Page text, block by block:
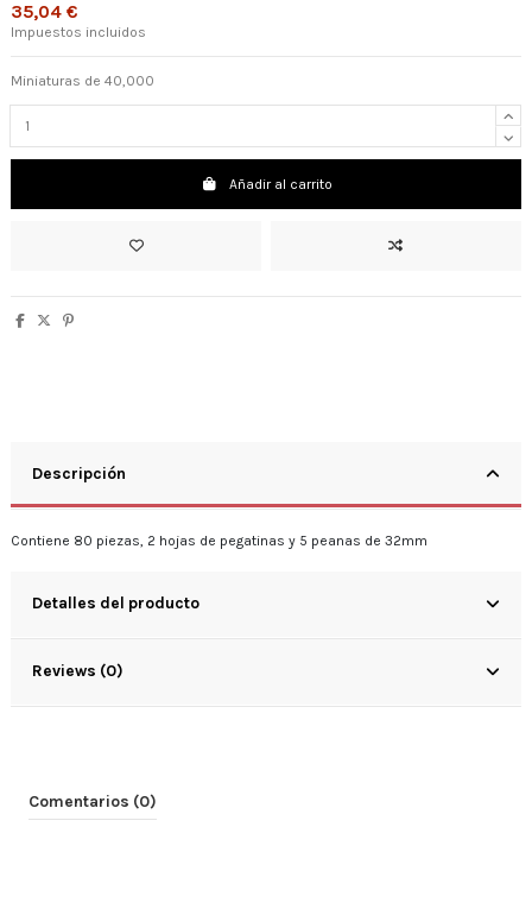
35,04 €
Impuestos incluidos
Miniaturas de 40,000
Añadir al carrito
Descripción
Contiene 80 piezas, 2 hojas de pegatinas y 5 peanas de 32mm
Detalles del producto
Reviews (0)
Comentarios (0)